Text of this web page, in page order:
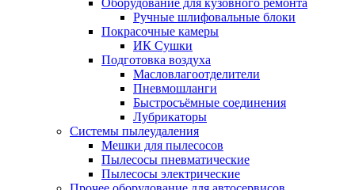
Оборудование для кузовного ремонта
Ручные шлифовальные блоки
Покрасочные камеры
ИК Сушки
Подготовка воздуха
Масловлагоотделители
Пневмошланги
Быстросъёмные соединения
Лубрикаторы
Системы пылеудаления
Мешки для пылесосов
Пылесосы пневматические
Пылесосы электрические